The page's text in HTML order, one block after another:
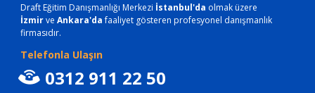
Draft Eğitim Danışmanlığı Merkezi İstanbul'da olmak üzere
İzmirve Ankara'dafaaliyet gösteren profesyonel danışmanlık
firmasıdır.
Telefonla Ulaşın
0312 911 22 50